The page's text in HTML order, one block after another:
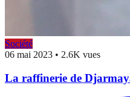
Société
06 mai 2023 • 2.6K vues
La raffinerie de